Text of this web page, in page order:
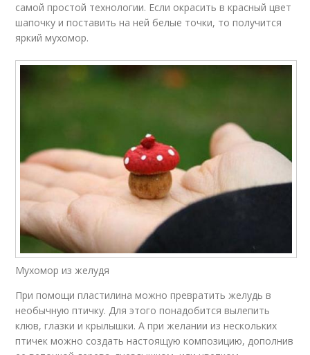
самой простой технологии. Если окрасить в красный цвет
шапочку и поставить на ней белые точки, то получится
яркий мухомор.
Мухомор из желудя
При помощи пластилина можно превратить желудь в
необычную птичку. Для этого понадобится вылепить
клюв, глазки и крылышки. А при желании из нескольких
птичек можно создать настоящую композицию, дополнив